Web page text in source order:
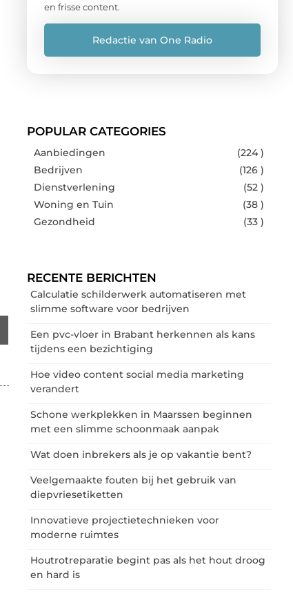
en frisse content.
Redactie van One Radio
POPULAR CATEGORIES
Aanbiedingen
(224 )
Bedrijven
(126 )
Dienstverlening
(52 )
Woning en Tuin
(38 )
Gezondheid
(33 )
RECENTE BERICHTEN
Calculatie schilderwerk automatiseren met
slimme software voor bedrijven
Een pvc-vloer in Brabant herkennen als kans
tijdens een bezichtiging
Hoe video content social media marketing
verandert
Schone werkplekken in Maarssen beginnen
met een slimme schoonmaak aanpak
Wat doen inbrekers als je op vakantie bent?
Veelgemaakte fouten bij het gebruik van
diepvriesetiketten
Innovatieve projectietechnieken voor
moderne ruimtes
Houtrotreparatie begint pas als het hout droog
en hard is